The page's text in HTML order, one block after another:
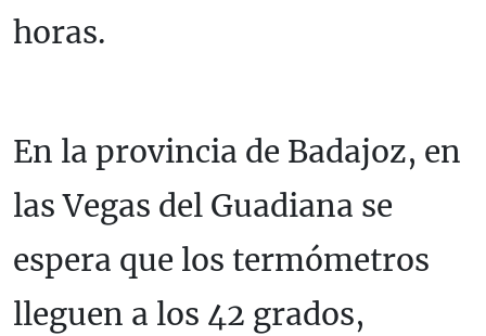
horas.
En la provincia de Badajoz, en
las Vegas del Guadiana se
espera que los termómetros
lleguen a los 42 grados,